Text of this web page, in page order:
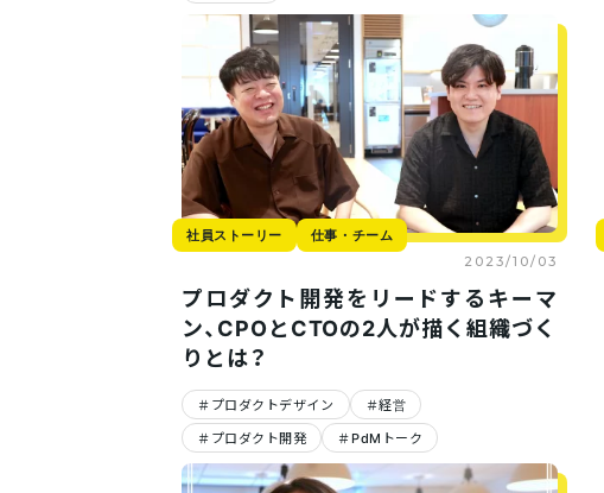
社員ストーリー
仕事・チーム
2023/10/03
プロダクト開発をリードするキーマ
ン、CPOとCTOの2人が描く組織づく
りとは？
プロダクトデザイン
経営
プロダクト開発
PdMトーク